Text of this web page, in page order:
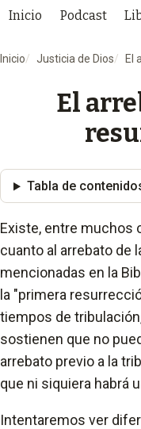
Inicio Podcast
Inicio Justicia de Dios El
El
Tabla de
Existe, entre muchos
cuanto al arrebato de
mencionadas en la
la "primera
tiempos de
sostienen que no
arrebato previo a la
que ni siquiera habrá
Intentaremos ver